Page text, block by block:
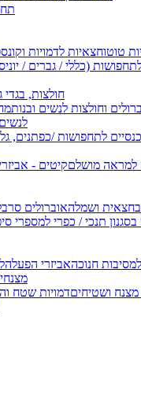
טוטוחצאיות לדמויות
(כללי / גברים /
חולצות, בגדי
וחולצות לנשים ובנות
לנשים
לתחפושות /כפתנים,
למראה מושלםקיטים -
בחצאית ושמלהאוברולים
תנכי / כפרי למספרי
למסיבות חנוכהאביזרי הפעלה
ושטיחיםדמויות שטח